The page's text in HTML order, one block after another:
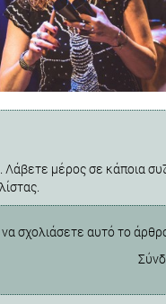
μέρος σε κάποια
να σχολιάσετε αυτό το